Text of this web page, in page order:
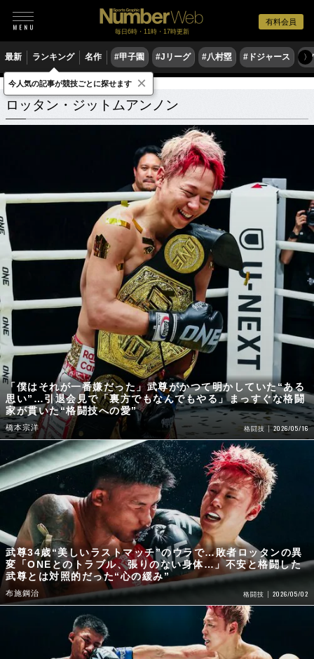
有料会員
毎日6時・11時・17時更新
最新 ランキング 名作 #甲子園 #Jリーグ #八村塁 #ドジャース #
〉
ロッタン・ジットムアンノン 関連記事
ロッタン・ジットムアンノン
「僕はそれが一番嫌だった」武尊がかつて明かしていた“ある
思い”…引退会見で「裏方でもなんでもやる」まっすぐな格闘
家が貫いた“格闘技への愛”
橋本宗洋 格闘技 2026/05/16
武尊34歳“美しいラストマッチ”のウラで…敗者ロッタンの異
変「ONEとのトラブル、張りのない身体…」不安と格闘した
武尊とは対照的だった“心の緩み”
布施鋼治 格闘技 2026/05/02
今人気の記事が競技ごとに探せます ×